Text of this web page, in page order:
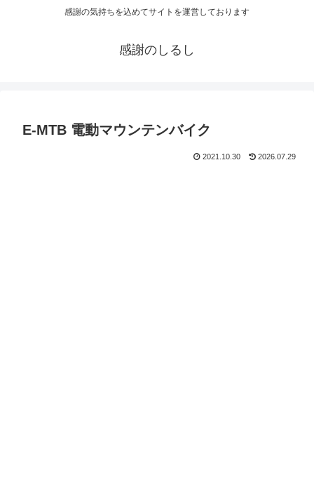
感謝の気持ちを込めてサイトを運営しております
感謝のしるし
E-MTB 電動マウンテンバイク
2021.10.30 2026.07.29